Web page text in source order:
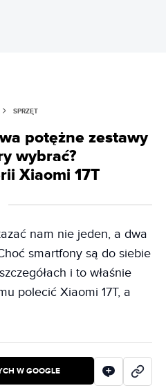
SPRZĘT
potężne zestawy
wybrać?
Xiaomi 17T
nam nie jeden, a dwa
smartfony są do siebie
i to właśnie
polecić Xiaomi 17T, a
W GOOGLE